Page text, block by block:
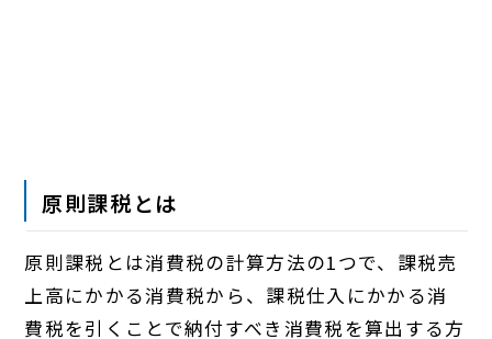
原則課税とは
原則課税とは消費税の計算方法の1つで、課税売
上高にかかる消費税から、課税仕入にかかる消
費税を引くことで納付すべき消費税を算出する方